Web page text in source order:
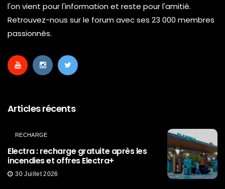
l'on vient pour l'information et reste pour l'amitié.
Retrouvez-nous sur le forum avec ses 23 000 membres
passionnés.
Articles récents
RECHARGE
Electra : recharge gratuite après les
incendies et offres Electra+
30 Juillet 2026